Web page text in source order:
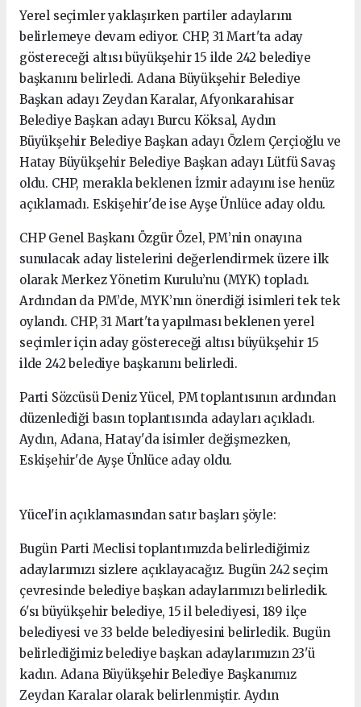
Yerel seçimler yaklaşırken partiler adaylarını
belirlemeye devam ediyor. CHP, 31 Mart'ta aday
göstereceği altısı büyükşehir 15 ilde 242 belediye
başkanını belirledi. Adana Büyükşehir Belediye
Başkan adayı Zeydan Karalar, Afyonkarahisar
Belediye Başkan adayı Burcu Köksal, Aydın
Büyükşehir Belediye Başkan adayı Özlem Çerçioğlu ve
Hatay Büyükşehir Belediye Başkan adayı Lütfü Savaş
oldu. CHP, merakla beklenen İzmir adayını ise henüz
açıklamadı. Eskişehir'de ise Ayşe Ünlüce aday oldu.
CHP Genel Başkanı Özgür Özel, PM’nin onayına
sunulacak aday listelerini değerlendirmek üzere ilk
olarak Merkez Yönetim Kurulu’nu (MYK) topladı.
Ardından da PM’de, MYK’nın önerdiği isimleri tek tek
oylandı. CHP, 31 Mart'ta yapılması beklenen yerel
seçimler için aday göstereceği altısı büyükşehir 15
ilde 242 belediye başkanını belirledi.
Parti Sözcüsü Deniz Yücel, PM toplantısının ardından
düzenlediği basın toplantısında adayları açıkladı.
Aydın, Adana, Hatay'da isimler değişmezken,
Eskişehir'de Ayşe Ünlüce aday oldu.
Yücel'in açıklamasından satır başları şöyle:
Bugün Parti Meclisi toplantımızda belirlediğimiz
adaylarımızı sizlere açıklayacağız. Bugün 242 seçim
çevresinde belediye başkan adaylarımızı belirledik.
6'sı büyükşehir belediye, 15 il belediyesi, 189 ilçe
belediyesi ve 33 belde belediyesini belirledik. Bugün
belirlediğimiz belediye başkan adaylarımızın 23'ü
kadın. Adana Büyükşehir Belediye Başkanımız
Zeydan Karalar olarak belirlenmiştir. Aydın